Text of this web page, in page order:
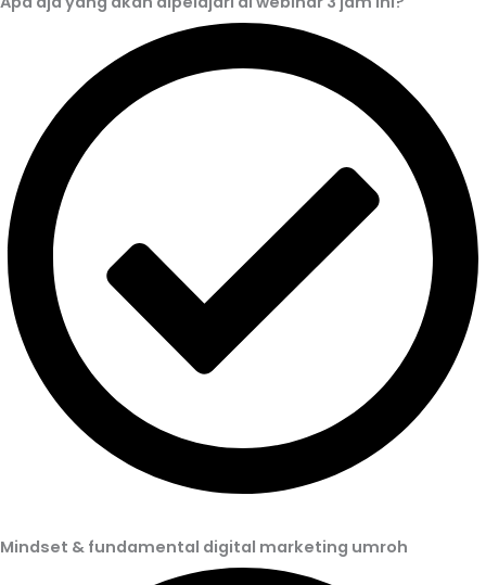
Mindset & fundamental digital marketing umroh